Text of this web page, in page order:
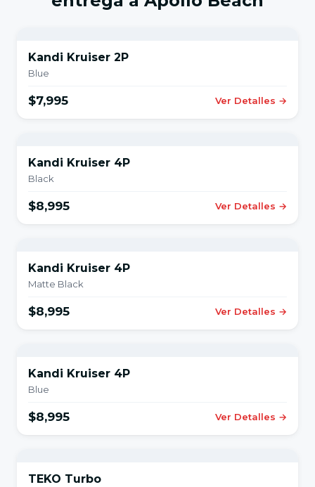
Kandi Kruiser 2P
Blue
$7,995 Ver Detalles →
Kandi Kruiser 4P
Black
$8,995 Ver Detalles →
Kandi Kruiser 4P
Matte Black
$8,995 Ver Detalles →
Kandi Kruiser 4P
Blue
$8,995 Ver Detalles →
TEKO Turbo